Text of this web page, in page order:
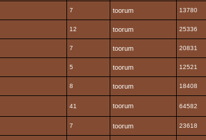
7 toorum 13780
12 toorum 25336
7 toorum 20831
5 toorum 12521
8 toorum 18408
41 toorum 64582
7 toorum 23618